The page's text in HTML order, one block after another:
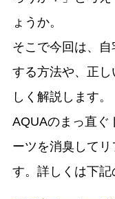
ょうか。
そこで今回は、
する方法や、正
しく解説します。
AQUAのまっ直ぐ
ーツを消臭して
す。詳しくは下記